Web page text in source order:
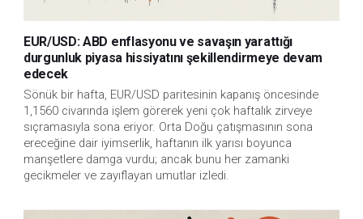
EUR/USD: ABD enflasyonu ve savaşın yarattığı
durgunluk piyasa hissiyatını şekillendirmeye devam
edecek
Sönük bir hafta, EUR/USD paritesinin kapanış öncesinde
1,1560 civarında işlem görerek yeni çok haftalık zirveye
sıçramasıyla sona eriyor. Orta Doğu çatışmasının sona
ereceğine dair iyimserlik, haftanın ilk yarısı boyunca
manşetlere damga vurdu; ancak bunu her zamanki
gecikmeler ve zayıflayan umutlar izledi.